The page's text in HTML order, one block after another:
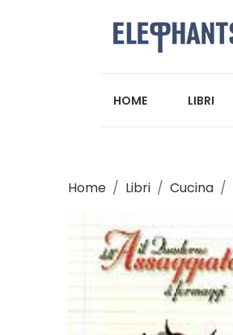
HOME LIBRI
Home Libri Cucina